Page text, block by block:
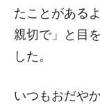
たことがある
親切で」と目
した。
いつもおだや